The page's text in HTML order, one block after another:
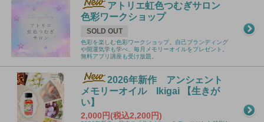
アトリエ虹色つむぎサロン
色彩ワークショップ
SOLD OUT
色彩を楽しむ色彩ワークショップ。自己ブランディング
や開運気学も学べ、毎月メモリーオイルをプレゼント。
無料アプリ講座も受け放題。
2026年新作 アンシェント
メモリーオイル Ikigai 【生きが
い】
2,000円(税込2,200円)